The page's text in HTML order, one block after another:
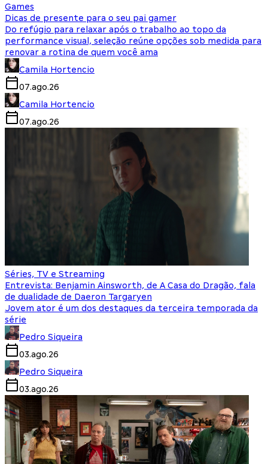
Games
Dicas de presente para o seu pai gamer
Do refúgio para relaxar após o trabalho ao topo da
performance visual, seleção reúne opções sob medida para
renovar a rotina de quem você ama
Camila Hortencio
07.ago.26
Camila Hortencio
07.ago.26
Séries, TV e Streaming
Entrevista: Benjamin Ainsworth, de A Casa do Dragão, fala
de dualidade de Daeron Targaryen
Jovem ator é um dos destaques da terceira temporada da
série
Pedro Siqueira
03.ago.26
Pedro Siqueira
03.ago.26